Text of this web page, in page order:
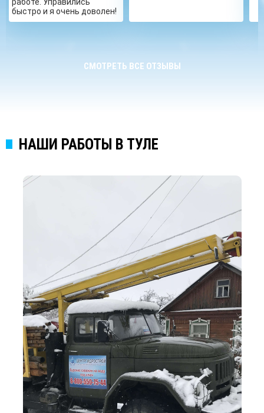
быстро и я очень доволен!
СМОТРЕТЬ ВСЕ ОТЗЫВЫ
НАШИ РАБОТЫ В ТУЛЕ